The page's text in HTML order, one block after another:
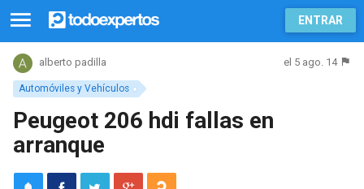
ENTRAR
Automóviles y Vehículos
alberto padilla el 5 ago. 14
Peugeot 206 hdi fallas en
arranque